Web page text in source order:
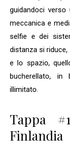
guidandoci verso
meccanica e
selfie e dei
distanza si
e lo spazio,
bucherellato, in
illimitato.
Tappa
Finlandia